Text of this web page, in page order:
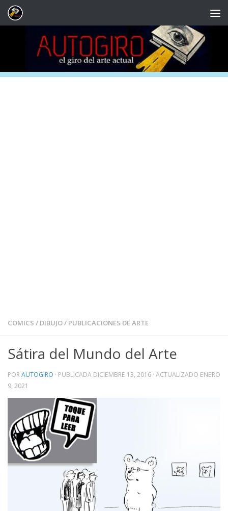
Saltar al contenido
COMICS / DIBUJO/ PUBLICACIONES DE ARTE
Sátira del Mundo del Arte
PORAUTOGIRO · PUBLICADA DICIEMBRE 13, 2016 · ACTUALIZADO ENERO
9, 2021